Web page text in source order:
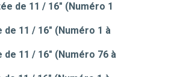
de 11 / 16" (Numéro 1
11 / 16" (Numéro 1 à
11 / 16" (Numéro 76 à